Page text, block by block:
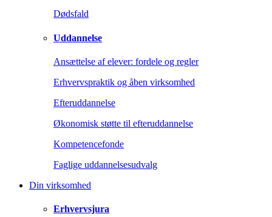
Dødsfald
Uddannelse
Ansættelse af elever: fordele og regler
Erhvervspraktik og åben virksomhed
Efteruddannelse
Økonomisk støtte til efteruddannelse
Kompetencefonde
Faglige uddannelsesudvalg
Din virksomhed
Erhvervsjura